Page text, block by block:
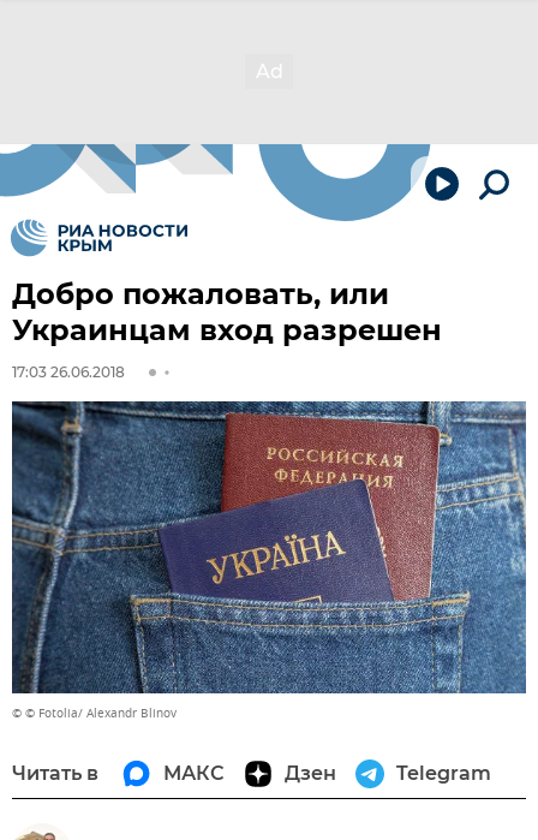
Добро пожаловать, или
Украинцам вход разрешен
17:03 26.06.2018
© © Fotolia/ Alexandr Blinov
Читать в МАКС Дзен Telegram